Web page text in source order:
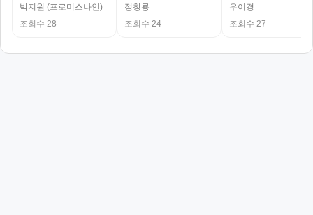
박지원 (프로미스나인)
조회수 28
정창룡
조회수 24
우이경
조회수 27